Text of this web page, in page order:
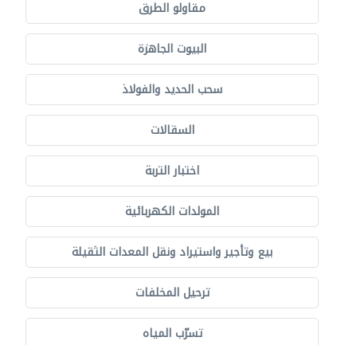
مقاولو الطرق
البيوت الجاهزة
سحب الحديد والفولاذ
السقالات
اختبار التربة
المولدات الكهربائية
بيع وتأجير واستيراد ونقل المعدات الثقيلة
ترحيل المخلفات
تسرّب المياه